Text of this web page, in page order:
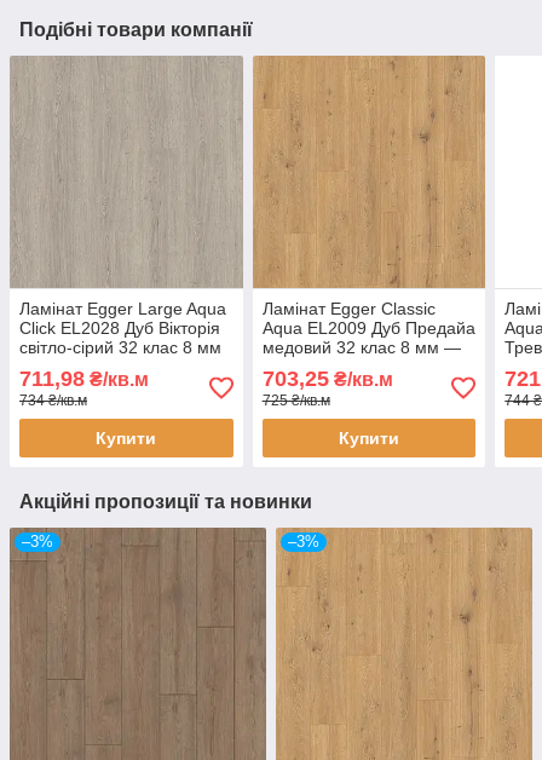
Подібні товари компанії
Ламінат Egger Large Aqua
Click EL2028 Дуб Вікторія
світло-сірий 32 клас 8 мм
— вологостійкий 24
години, широка дошка, з
фаскою
711,98 ₴/кв.м
734 ₴/кв.м
Купити
Ламінат Egger Classic
Aqua EL2009 Дуб Предайа
медовий 32 клас 8 мм —
вологостійкий ламінат під
медовий дуб, з фаскою 4V
703,25₴/кв.м
725 ₴/кв.м
Купити
744
Акційні пропозиції та новинки
–3% –3%